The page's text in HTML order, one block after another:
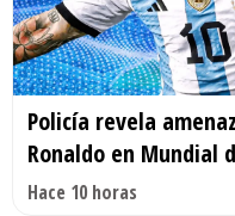
Policía revela
Ronaldo en Mundial
Hace 10 horas